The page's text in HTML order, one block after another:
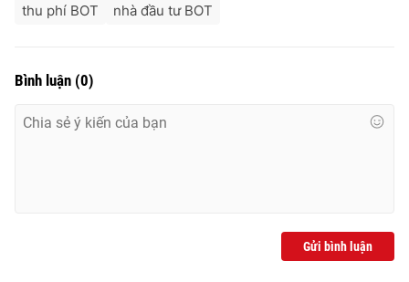
thu phí BOT
nhà đầu tư BOT
Bình luận (0)
Gửi bình luận